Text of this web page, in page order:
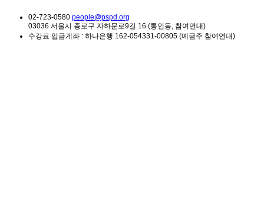
02-723-0580 people@pspd.org
03036 서울시 종로구 자하문로9길 16 (통인동, 참여연대)
수강료 입금계좌 : 하나은행 162-054331-00805 (예금주 참여연대)